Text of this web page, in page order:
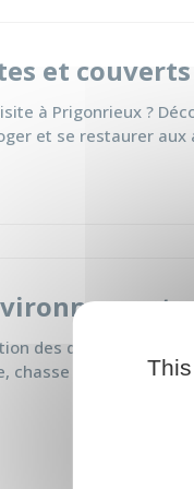
et couverts
à Prigonrieux ?
et se restaurer aux
des déchets, les
chasse et pêche...